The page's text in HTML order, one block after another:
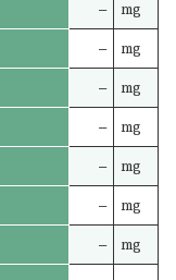
– mg
– mg
– mg
– mg
– mg
– mg
– mg